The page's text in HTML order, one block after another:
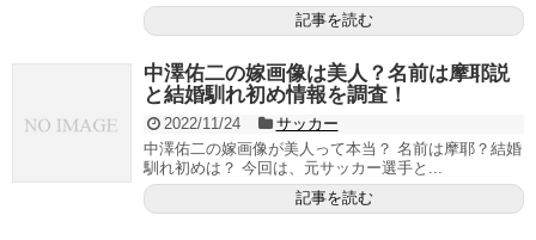
記事を読む
中澤佑二の嫁画像は美人？名前は摩耶説
と結婚馴れ初め情報を調査！
2022/11/24
サッカー
中澤佑二の嫁画像が美人って本当？ 名前は摩耶？結婚
馴れ初めは？ 今回は、元サッカー選手と...
記事を読む